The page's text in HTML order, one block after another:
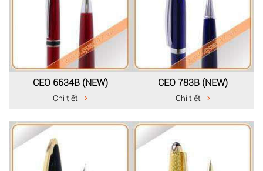
CEO 6634B (NEW)
Chi tiết
CEO 783B (NEW)
Chi tiết